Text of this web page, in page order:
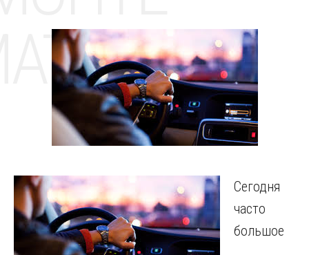
Сегодня
часто
большое